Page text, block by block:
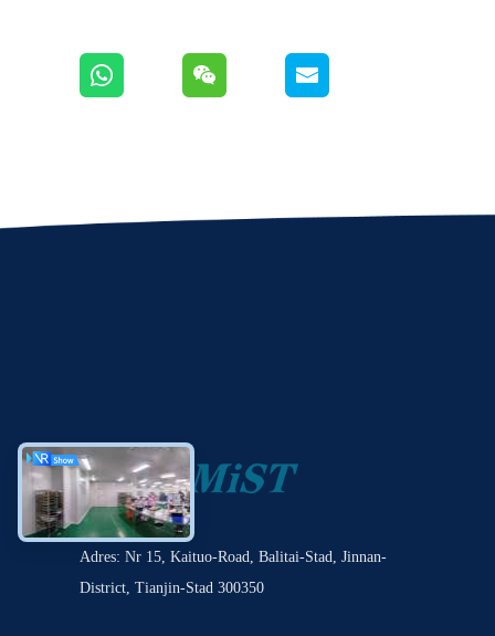
Adres: Nr 15, Kaituo-Road, Balitai-Stad, Jinnan-
District, Tianjin-Stad 300350